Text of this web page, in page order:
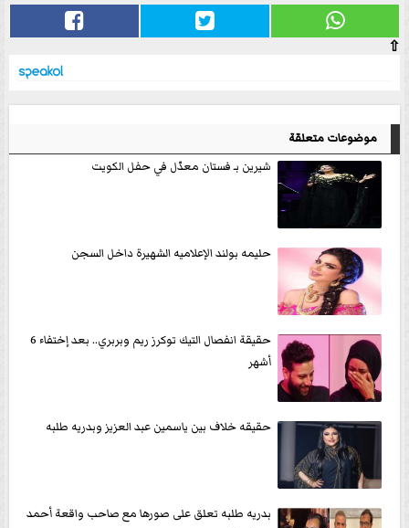
⇧
موضوعات متعلقة
شيرين بـ فستان معدّل في حفل الكويت
حليمه بولند الإعلاميه الشهيرة داخل السجن
حقيقة انفصال التيك توكرز ريم وبربري.. بعد إختفاء 6
أشهر
حقيقه خلاف بين ياسمين عبد العزيز وبدريه طلبه
بدريه طلبه تعلق على صورها مع صاحب واقعة أحمد